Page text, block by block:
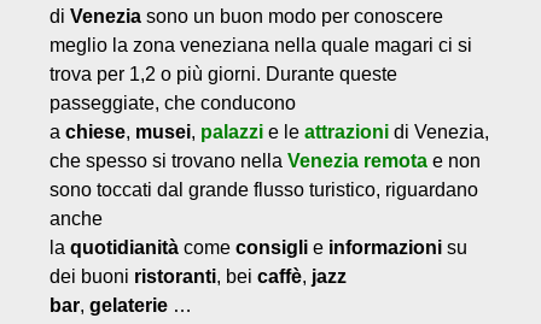
di Venezia sono un buon modo per conoscere
meglio la zona veneziana nella quale magari ci si
trova per 1,2 o più giorni. Durante queste
passeggiate, che conducono
a chiese, musei, palazzi e le attrazioni di Venezia,
che spesso si trovano nella Venezia remota e non
sono toccati dal grande flusso turistico, riguardano
anche
la quotidianità come consigli e informazioni su
dei buoni ristoranti, bei caffè, jazz
bar, gelaterie …